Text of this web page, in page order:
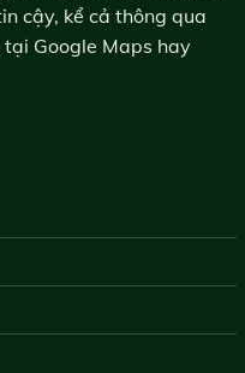
cậy, kể cả thông qua
Google Maps hay